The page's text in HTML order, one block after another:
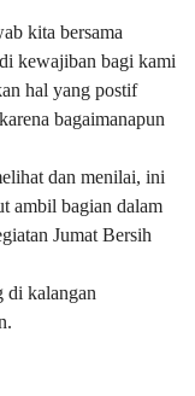
kita bersama
kewajiban bagi kami
hal yang postif
bagaimanapun
dan menilai, ini
ambil bagian dalam
Jumat Bersih
di kalangan